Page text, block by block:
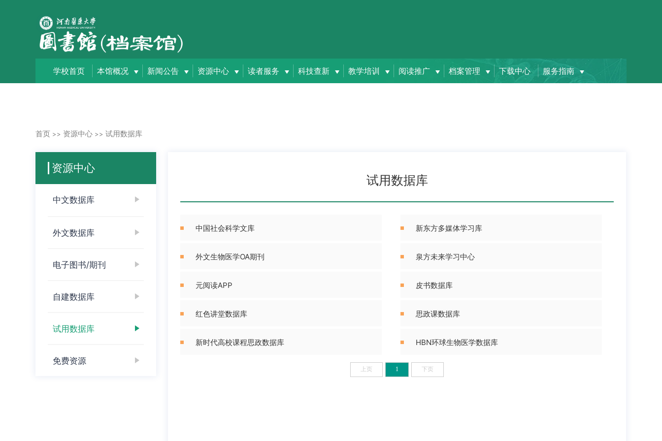
学校首页 本馆概况 新闻公告 资源中心 读者服务 科技查新 教学培训 阅读推广 档案管理 下载中心 服务指南
首页 >> 资源中心 >> 试用数据库
资源中心
中文数据库
外文数据库
电子图书/期刊
自建数据库
试用数据库
免费资源
试用数据库
中国社会科学文库 新东方多媒体学习库
外文生物医学OA期刊 泉方未来学习中心
元阅读APP 皮书数据库
红色讲堂数据库 思政课数据库
新时代高校课程思政数据库 HBN环球生物医学数据库
上页 1 下页